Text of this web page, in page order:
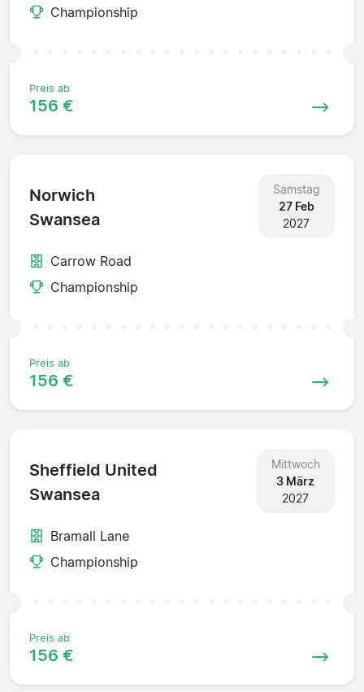
Championship
Preis ab
156 €
Norwich
Swansea
Samstag
27 Feb
2027
Carrow Road
Championship
Preis ab
156 €
Sheffield United
Swansea
Mittwoch
3 März
2027
Bramall Lane
Championship
Preis ab
156 €